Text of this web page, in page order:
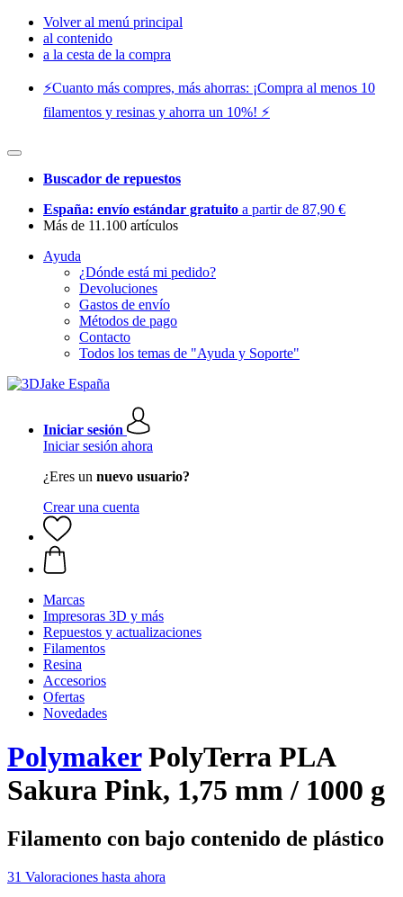
Volver al menú principal
al contenido
a la cesta de la compra
⚡️Cuanto más compres, más ahorras: ¡Compra al menos 10
filamentos y resinas y ahorra un 10%! ⚡️
Buscador de repuestos
España: envío estándar gratuito a partir de 87,90 €
Más de 11.100 artículos
Ayuda
¿Dónde está mi pedido?
Devoluciones
Gastos de envío
Métodos de pago
Contacto
Todos los temas de "Ayuda y Soporte"
Iniciar sesión
Iniciar sesión ahora
¿Eres un nuevo usuario?
Crear una cuenta
Marcas
Impresoras 3D y más
Repuestos y actualizaciones
Filamentos
Resina
Accesorios
Ofertas
Novedades
PolymakerPolyTerra PLA
Sakura Pink, 1,75 mm / 1000 g
Filamento con bajo contenido de plástico
31 Valoraciones hasta ahora